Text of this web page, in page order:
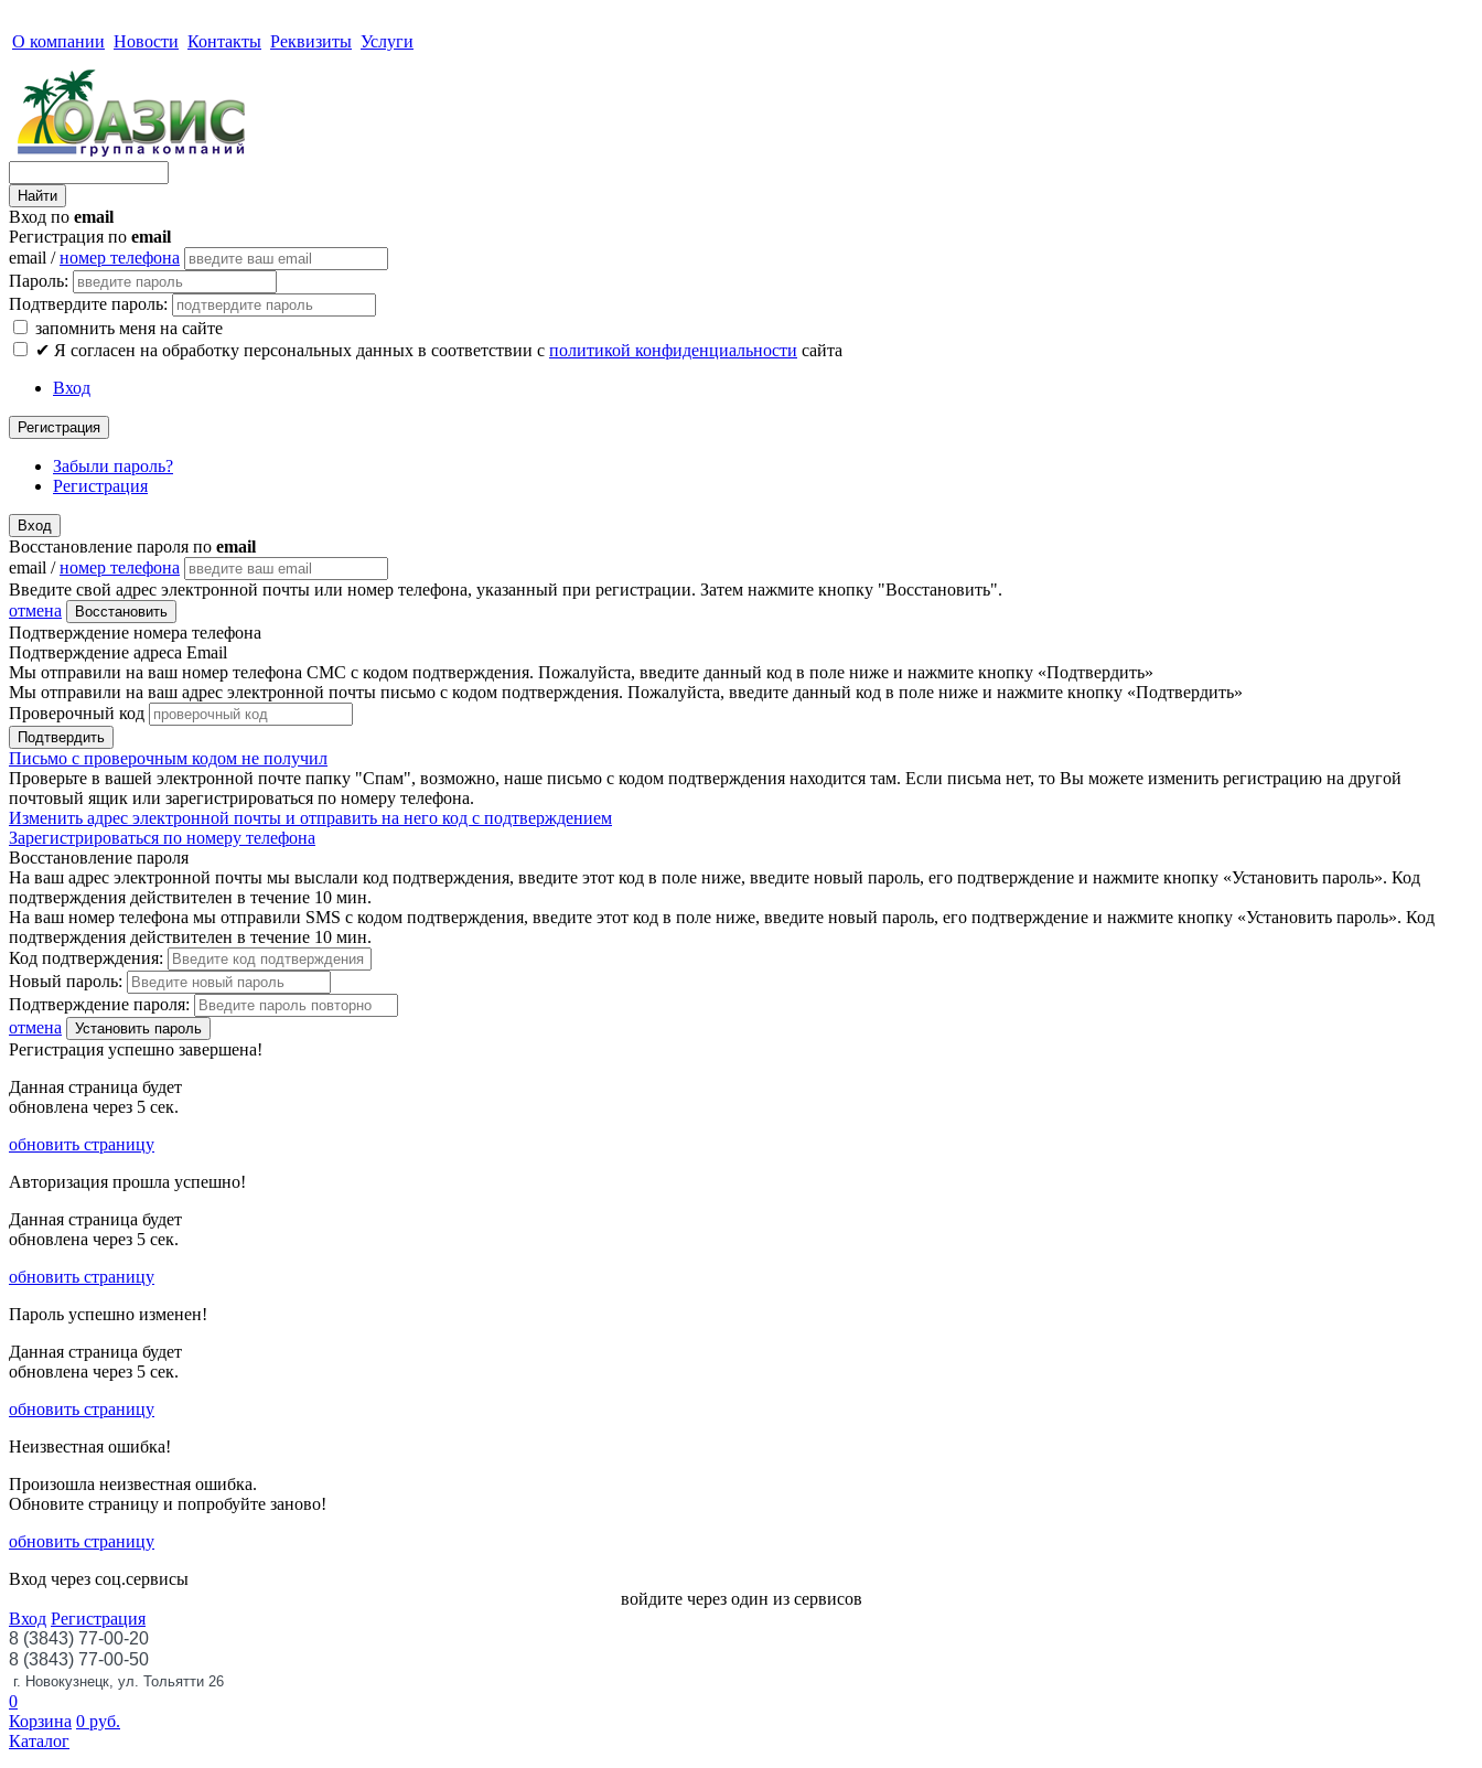
О компании Новости Контакты Реквизиты Услуги
Вход по email
Регистрация по email
email /номер телефона
Пароль:
Подтвердите пароль:
запомнить меня на сайте
✔ Я согласен на обработку персональных данных в соответствии с политикой конфиденциальности сайта
Вход
Регистрация
Забыли пароль?
Регистрация
Вход
Восстановление пароля по email
email /номер телефона
Введите свой адрес электронной почты или номер телефона, указанный при регистрации. Затем нажмите кнопку "Восстановить".
отмена
Восстановить
Подтверждение номера телефона
Подтверждение адреса Email
Мы отправили на ваш номер телефона СМС с кодом подтверждения. Пожалуйста, введите данный код в поле ниже и нажмите кнопку «Подтвердить»
Мы отправили на ваш адрес электронной почты письмо с кодом подтверждения. Пожалуйста, введите данный код в поле ниже и нажмите кнопку «Подтвердить»
Проверочный код
Подтвердить
Письмо с проверочным кодом не получил
Проверьте в вашей электронной почте папку "Спам", возможно, наше письмо с кодом подтверждения находится там. Если письма нет, то Вы можете изменить регистрацию на другой
почтовый ящик или зарегистрироваться по номеру телефона.
Изменить адрес электронной почты и отправить на него код с подтверждением
Зарегистрироваться по номеру телефона
Восстановление пароля
На ваш адрес электронной почты мы выслали код подтверждения, введите этот код в поле ниже, введите новый пароль, его подтверждение и нажмите кнопку «Установить пароль». Код
подтверждения действителен в течение 10 мин.
На ваш номер телефона мы отправили SMS с кодом подтверждения, введите этот код в поле ниже, введите новый пароль, его подтверждение и нажмите кнопку «Установить пароль». Код
подтверждения действителен в течение 10 мин.
Код подтверждения:
Новый пароль:
Подтверждение пароля:
отмена
Установить пароль
Регистрация успешно завершена!
Данная страница будет
обновлена через 5 сек.
обновить страницу
Авторизация прошла успешно!
Данная страница будет
обновлена через 5 сек.
обновить страницу
Пароль успешно изменен!
Данная страница будет
обновлена через 5 сек.
обновить страницу
Неизвестная ошибка!
Произошла неизвестная ошибка.
Обновите страницу и попробуйте заново!
обновить страницу
Вход через соц.сервисы
войдите через один из сервисов
Вход Регистрация
8 (3843) 77-00-20
8 (3843) 77-00-50
г. Новокузнецк, ул. Тольятти 26
0
Корзина 0 руб.
Каталог